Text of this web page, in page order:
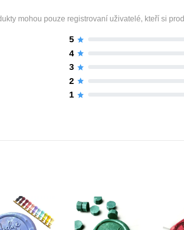
mohou pouze registrovaní uživatelé, kteří si
5
4
3
2
1